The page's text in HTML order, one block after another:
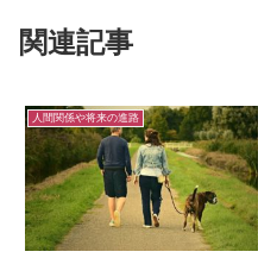
関連記事
人間関係や将来の進路